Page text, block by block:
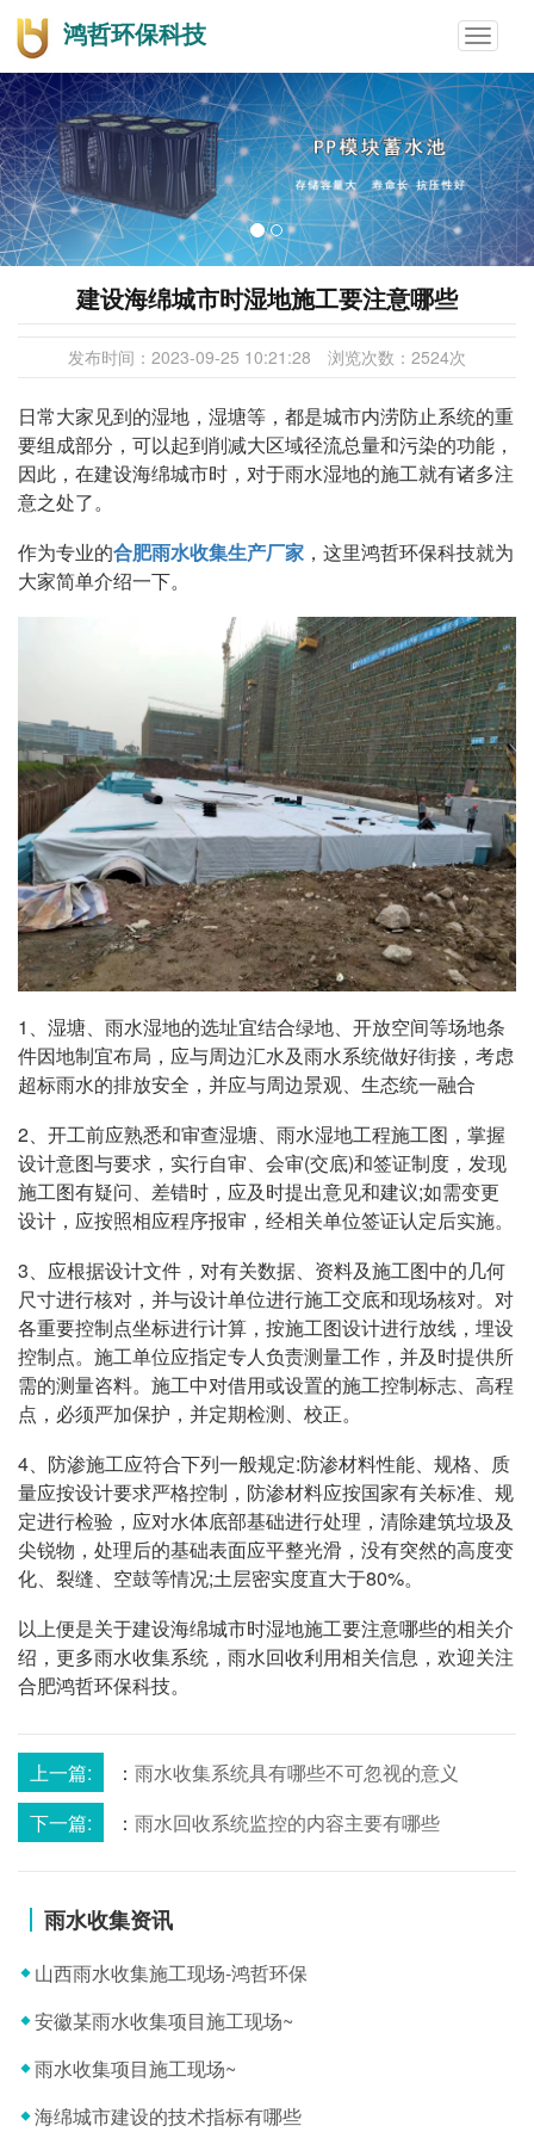
鸿哲环保科技
Toggle
建设海绵城市时湿地施工要注意哪些
发布时间： 2023-09-25 10:21:28 浏览次数： 2524次
日常大家见到的湿地，湿塘等，都是城市内涝防止系统的重
要组成部分，可以起到削减大区域径流总量和污染的功能，
因此，在建设海绵城市时，对于雨水湿地的施工就有诸多注
意之处了。
作为专业的合肥雨水收集生产厂家 ，这里鸿哲环保科技就为
大家简单介绍一下。
1、湿塘、雨水湿地的选址宜结合绿地、开放空间等场地条
件因地制宜布局，应与周边汇水及雨水系统做好街接，考虑
超标雨水的排放安全，并应与周边景观、生态统一融合
2、开工前应熟悉和审查湿塘、雨水湿地工程施工图，掌握
设计意图与要求，实行自审、会审(交底)和签证制度，发现
施工图有疑问、差错时，应及时提出意见和建议;如需变更
设计，应按照相应程序报审，经相关单位签证认定后实施。
3、应根据设计文件，对有关数据、资料及施工图中的几何
尺寸进行核对，并与设计单位进行施工交底和现场核对。对
各重要控制点坐标进行计算，按施工图设计进行放线，埋设
控制点。施工单位应指定专人负责测量工作，并及时提供所
需的测量咨料。施工中对借用或设置的施工控制标志、高程
点，必须严加保护，并定期检测、校正。
4、防渗施工应符合下列一般规定:防渗材料性能、规格、质
量应按设计要求严格控制，防渗材料应按国家有关标准、规
定进行检验，应对水体底部基础进行处理，清除建筑垃圾及
尖锐物，处理后的基础表面应平整光滑，没有突然的高度变
化、裂缝、空鼓等情况;土层密实度直大于80%。
以上便是关于建设海绵城市时湿地施工要注意哪些的相关介
绍，更多雨水收集系统，雨水回收利用相关信息，欢迎关注
合肥鸿哲环保科技。
上一篇: ： 雨水收集系统具有哪些不可忽视的意义
下一篇:
： 雨水回收系统监控的内容主要有哪些
雨水收集资讯
山西雨水收集施工现场-鸿哲环保
安徽某雨水收集项目施工现场~
雨水收集项目施工现场~
海绵城市建设的技术指标有哪些